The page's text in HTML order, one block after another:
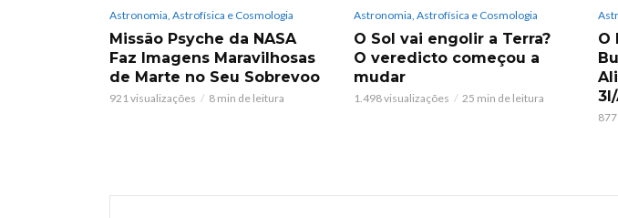
Astronomia, Astrofísica e Cosmologia
Missão Psyche da NASA
Faz Imagens Maravilhosas
de Marte no Seu Sobrevoo
921 visualizações 8 min de leitura
Astronomia, Astrofísica e Cosmologia
O Sol vai engolir a Terra?
O veredicto começou a
mudar
1.498 visualizações 25 min de leitura
O